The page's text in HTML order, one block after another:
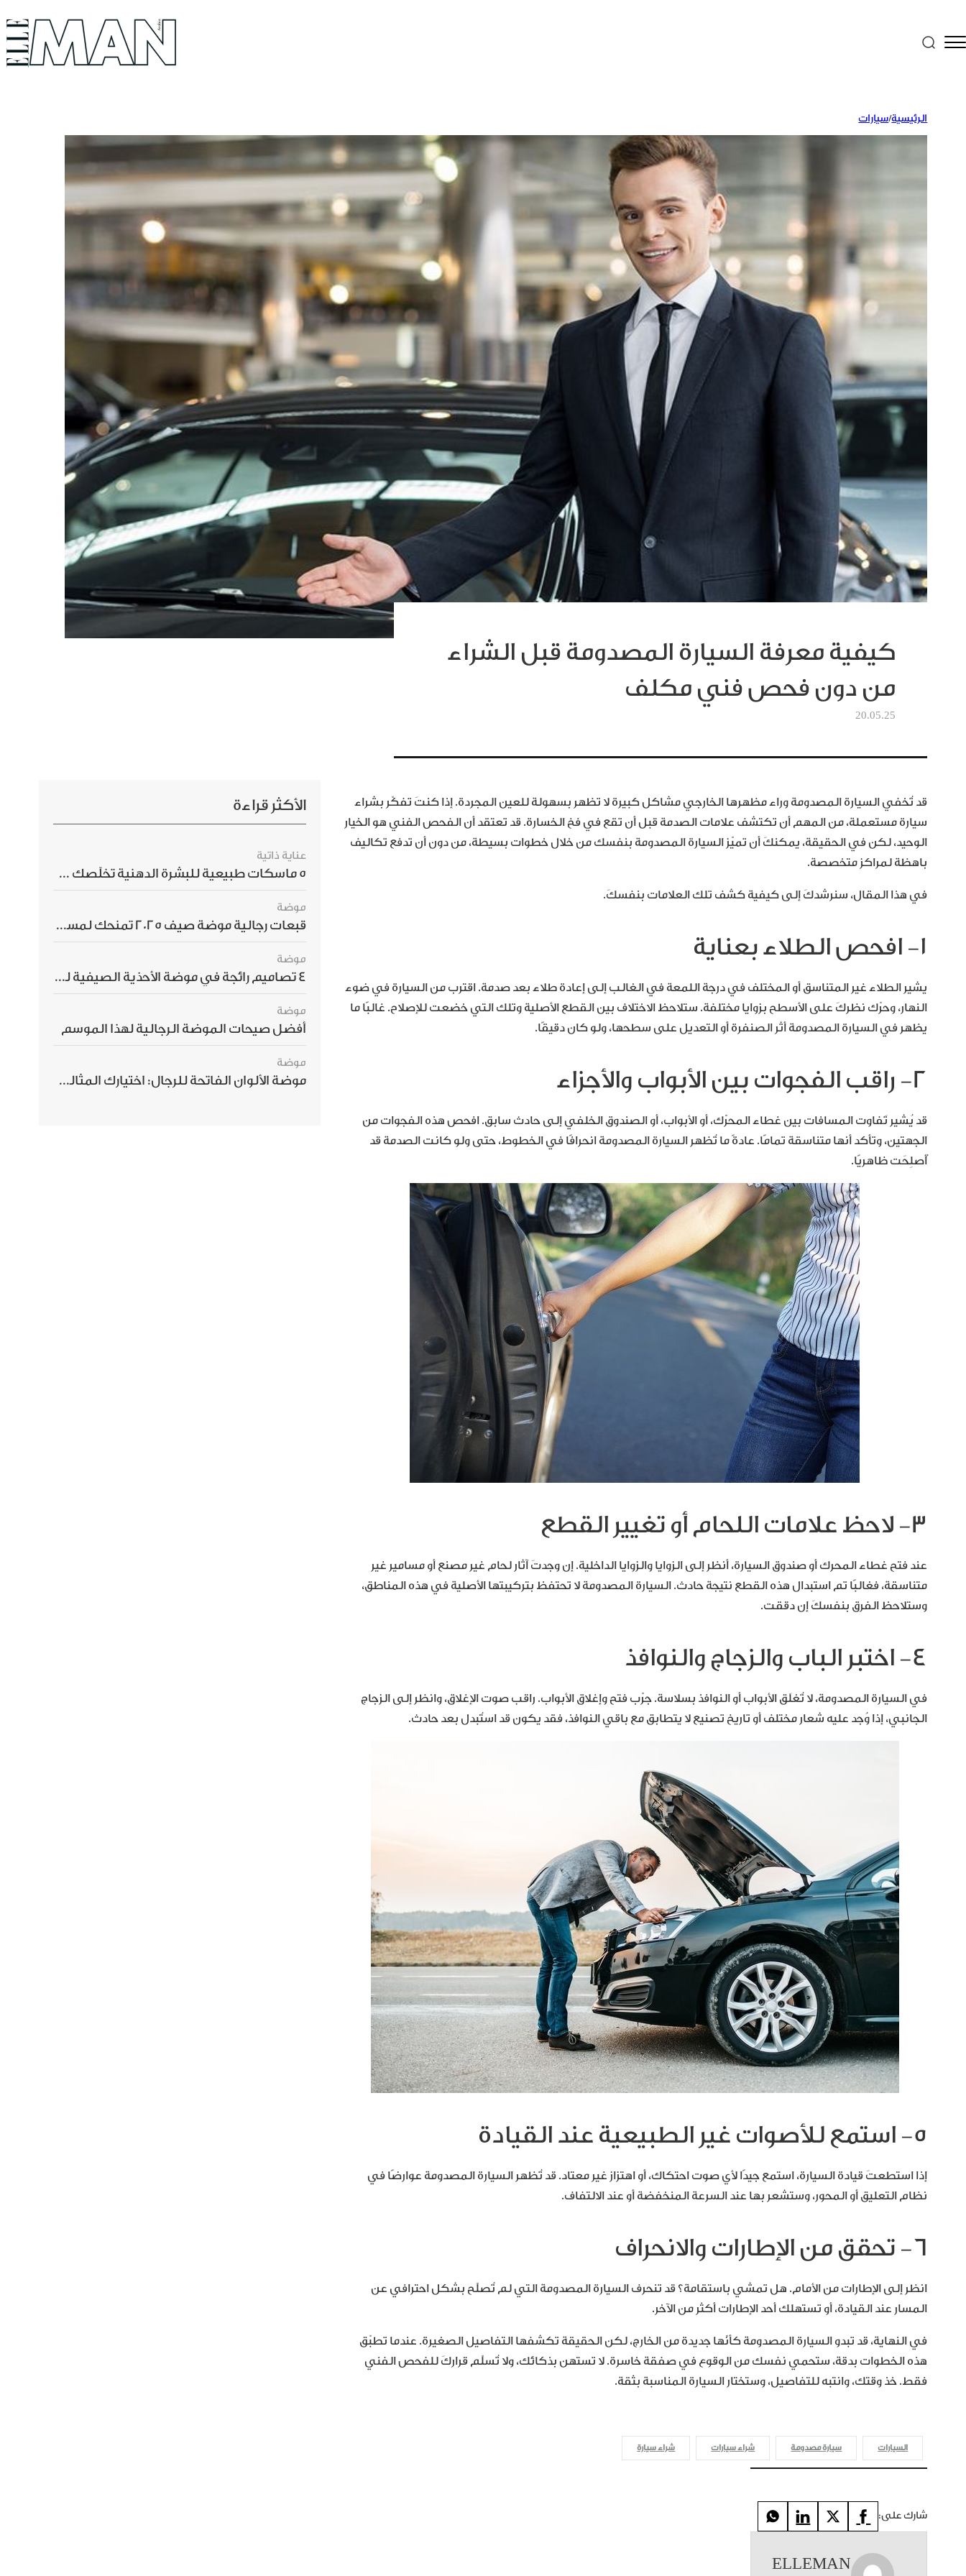
الرئيسية/سيارات
كيفية معرفة السيارة المصدومة قبل الشراء
من دون فحص فني مكلف
20.05.25
قد تُخفي السيارة المصدومة وراء مظهرها الخارجي مشاكل كبيرة لا تظهر بسهولة للعين المجردة. إذا كنتَ تفكّر بشراء
سيارة مستعملة، من المهم أن تكتشف علامات الصدمة قبل أن تقع في فخ الخسارة. قد تعتقد أن الفحص الفني هو الخيار
الوحيد، لكن في الحقيقة، يمكنكَ أن تميّز السيارة المصدومة بنفسك من خلال خطوات بسيطة، من دون أن تدفع تكاليف
باهظة لمراكز متخصصة.
في هذا المقال، سنرشدكَ إلى كيفية كشف تلك العلامات بنفسكَ.
١- افحص الطلاء بعناية
يشير الطلاء غير المتناسق أو المختلف في درجة اللمعة في الغالب إلى إعادة طلاء بعد صدمة. اقترب من السيارة في ضوء
النهار، وحرّك نظركَ على الأسطح بزوايا مختلفة. ستلاحظ الاختلاف بين القطع الأصلية وتلك التي خضعت للإصلاح. غالبًا ما
يظهر في السيارة المصدومة أثر الصنفرة أو التعديل على سطحها، ولو كان دقيقًا.
٢- راقب الفجوات بين الأبواب والأجزاء
قد يُشير تَفاوت المسافات بين غطاء المحرّك، أو الأبواب، أو الصندوق الخلفي إلى حادث سابق. افحص هذه الفجوات من
الجهتين، وتأكد أنها متناسقة تمامًا. عادةً ما تُظهر السيارة المصدومة انحرافًا في الخطوط، حتى ولو كانت الصدمة قد
أُصلِحَت ظاهريًا.
٣- لاحظ علامات اللحام أو تغيير القطع
عند فتح غطاء المحرك أو صندوق السيارة، أنظر إلى الزوايا والزوايا الداخلية. إن وجدتَ آثار لحام غير مصنع أو مسامير غير
متناسقة، فغالبًا تم استبدال هذه القطع نتيجة حادث. السيارة المصدومة لا تحتفظ بتركيبتها الأصلية في هذه المناطق،
وستلاحظ الفرق بنفسكَ إن دققت.
٤- اختبر الباب والزجاج والنوافذ
في السيارة المصدومة، لا تُغلَق الأبواب أو النوافذ بسلاسة. جرّب فتح وإغلاق الأبواب. راقب صوت الإغلاق، وانظر إلى الزجاج
الجانبي، إذا وُجد عليه شعار مختلف أو تاريخ تصنيع لا يتطابق مع باقي النوافذ، فقد يكون قد استُبدل بعد حادث.
٥- استمع للأصوات غير الطبيعية عند القيادة
إذا استطعتَ قيادة السيارة، استمع جيدًا لأي صوت احتكاك، أو اهتزاز غير معتاد. قد تُظهر السيارة المصدومة عوارضًا في
نظام التعليق أو المحور، وستشعر بها عند السرعة المنخفضة أو عند الالتفاف.
٦- تحقق من الإطارات والانحراف
انظر إلى الإطارات من الأمام. هل تمشي باستقامة؟ قد تنحرف السيارة المصدومة التي لم تُصلّح بشكل احترافي عن
المسار عند القيادة، أو تستهلك أحد الإطارات أكثر من الآخر.
في النهاية، قد تبدو السيارة المصدومة كأنّها جديدة من الخارج، لكن الحقيقة تكشفها التفاصيل الصغيرة. عندما تطبّق
هذه الخطوات بدقة، ستحمي نفسك من الوقوع في صفقة خاسرة. لا تستهن بذكائك، ولا تُسلّم قراركَ للفحص الفني
فقط. خذ وقتك، وانتبه للتفاصيل، وستختار السيارة المناسبة بثقة.
السيارات سيارة مصدومة شراء سيارات شراء سيارة
شارك على:
ELLEMAN
الأكثر قراءة
عناية ذاتية
5 ماسكات طبيعية للبشرة الدهنية تخلّصك من الحبوب بسرعة
موضة
قبعات رجالية موضة صيف 2025 تمنحك لمسة أناقة استثنائية
موضة
4 تصاميم رائجة في موضة الأحذية الصيفية للرجال هذا الموسم
موضة
أفضل صيحات الموضة الرجالية لهذا الموسم
موضة
موضة الألوان الفاتحة للرجال: اختيارك المثالي لإطلالة صيفية مبهرة